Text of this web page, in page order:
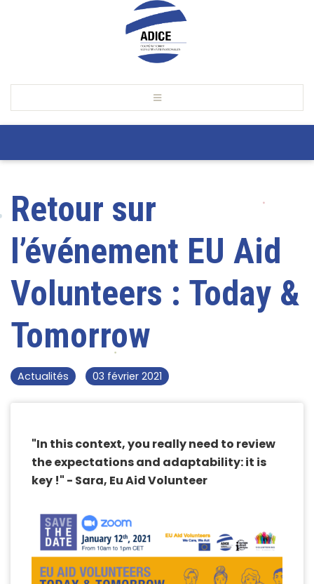
Retour sur
l’événement EU Aid
Volunteers : Today &
Tomorrow
Actualités 03 février 2021
"In this context, you really need to review
the expectations and adaptability: it is
key !" - Sara, Eu Aid Volunteer